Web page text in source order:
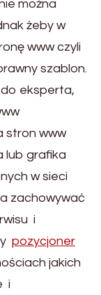
można
żeby w
www czyli
szablon.
do eksperta,
stron www
lub grafika
w sieci
zachowywać
i
pozycjoner
jakich
i